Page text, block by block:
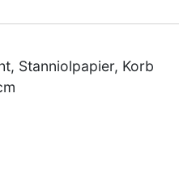
Stanniolpapier, Korb